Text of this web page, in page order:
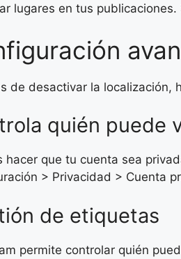
lugares en tus
de desactivar la localización,
quién puede
hacer que tu cuenta sea
> Privacidad > Cuenta
de etiquetas
permite controlar quién